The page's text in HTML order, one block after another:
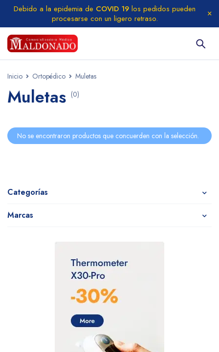
Debido a la epidemia de COVID 19 los pedidos pueden
procesarse con un ligero retraso.
Inicio Ortopédico Muletas
Muletas (0)
Categorías
Marcas
No se encontraron productos que concuerden con la selección.